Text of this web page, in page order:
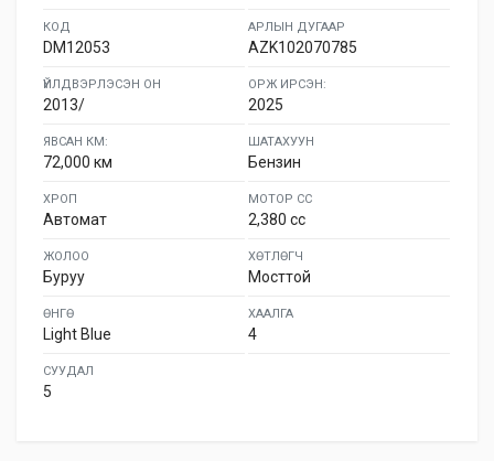
КОД
DM12053
АРЛЫН ДУГААР
AZK102070785
ҮЙЛДВЭРЛЭСЭН ОН
2013/
ОРЖ ИРСЭН:
2025
ЯВСАН КМ:
72,000 км
ШАТАХУУН
Бензин
ХРОП
Автомат
МОТОР СС
2,380 cc
ЖОЛОО
Буруу
ХӨТЛӨГЧ
Мосттой
ӨНГӨ
Light Blue
ХААЛГА
4
СУУДАЛ
5